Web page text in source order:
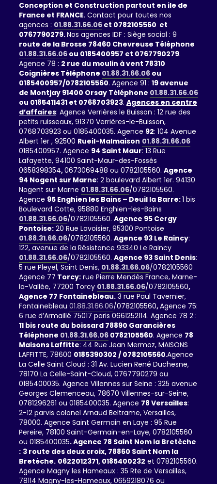
Conception et Construction partout en ile de
France et FRANCE. Contact pour toutes nos
agences : 01.88.31.66.06 et 0782105560 et
0767790279.Nos agences IDF : Siège social : 9
route de la Brosse 78460 Chevreuse Téléphone
01.88.31.66.06 ou 0185400957 et 0767790279.
Agence 78 : 2 rue du moulin à vent 78310
Coignières Téléphone 01.88.31.66.06 ou
0185400957/0782105560. Agence 91 : 19 avenue
de Montjay 91400 Orsay Téléphone 01.88.31.66.06
ou 0185411431 et 0768703923. Agences en centre
d’affaires: Agence Verrières le Buisson : 12 rue des
petits ruisseaux, 91370 Verrières-le-Buisson,
0768703923 ou 0185400035. Agence 92: 104 Avenue
Albert 1er , 92500 Rueil-Malmaison 01.88.31.66.06
0185400957. Agence 94 Saint Maur: 13 Rue
Lafayette, 94100 Saint-Maur-des-Fossés
0658398354,0673069488 ou 0782105560. Agence
94 Nogent sur Marne: 2 boulevard Albert 1er. 94130
Nogent sur Marne 01.88.31.66.06/0782105560.
Agence 95 Enghien les Bains – Deuil la Barre:1 bis
Boulevard Cotte, 95880 Enghien-les-Bains
01.88.31.66.06/0782105560. Agence 95 Cergy
Pontoise: 20 Rue Lavoisier, 95300 Pontoise
01.88.31.66.06/0782105560. Agence 93 Le Raincy:
122, avenue de la Résistance 93340 Le Raincy
01.88.31.66.06/0782105560. Agence 93 Saint Denis:
5 rue Pleyel, Saint Denis, 01.88.31.66.06/0782105560
Agence 77 Torcy: rue Pierre Mendès France, Marne-
la-Vallée, 77200 Torcy 01.88.31.66.06/0782105560,
Agence 77 Fontainebleau. 3 rue Paul Tavernier,
Fontainebleau 01.88.31.66.06/0782105560,Agence 75:
6 rue d’Armaillé 75017 paris 0661252114. Agence 78 2 :
11 bis route du boissard 78890 Garancières
Téléphone 01.88.31.66.06 0782105560. Agence 78
Maisons Laffitte: 44 Rue Jean Mermoz, MAISONS
LAFFITTE, 78600 0185390302 / 0782105560.Agence
La Celle Saint Cloud : 31 Av. Lucien René Duchesne,
78170 La Celle-Saint-Cloud, 0767790279 ou
0185400035. Agence Villennes sur Seine : 325 avenue
Georges Clemenceau, 78670 Villennes-sur-Seine,
0781296261 ou 0185400035. Agence 78 Versailles:
2-12 parvis colonel Arnaud Beltrame, Versailles,
78000. Agence Saint Germain en Laye : 95 Rue
Pereire, 78100 Saint-Germain-en-Laye, 0782105560
ou 0185400035. Agence 78 Saint Nom la Bretèche
: 3 route des deux croix, 78860 Saint Nom la
Bretèche. 0622012371, 0185400232 et 0782105560.
Agence Magny les Hameaux : 35 Rte de Versailles,
78114 Magny-les-Hameaux, 0659218076 ou